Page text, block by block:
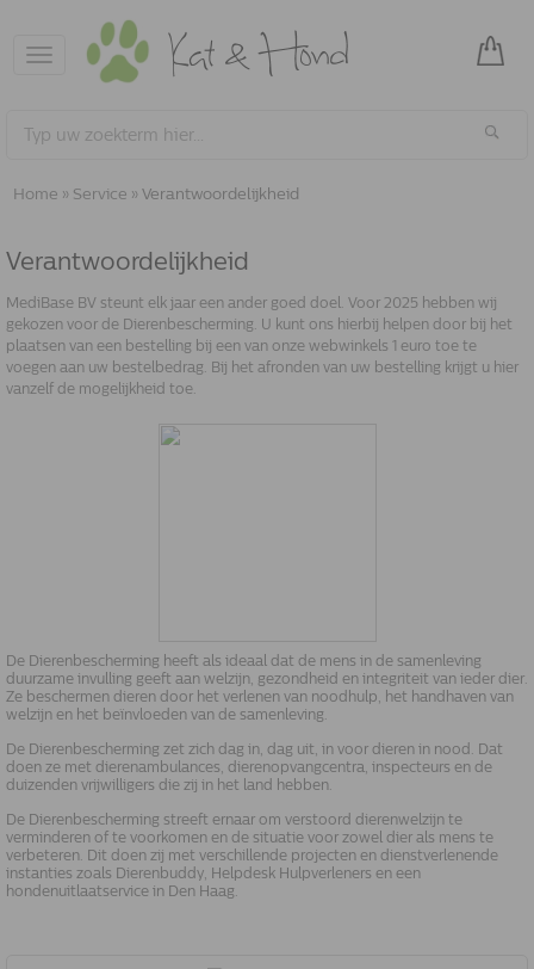
Toggle
navigation
Home » Service » Verantwoordelijkheid
Verantwoordelijkheid
MediBase BV steunt elk jaar een ander goed doel. Voor 2025 hebben wij
gekozen voor de Dierenbescherming. U kunt ons hierbij helpen door bij het
plaatsen van een bestelling bij een van onze webwinkels 1 euro toe te
voegen aan uw bestelbedrag. Bij het afronden van uw bestelling krijgt u hier
vanzelf de mogelijkheid toe.
De Dierenbescherming heeft als ideaal dat de mens in de samenleving
duurzame invulling geeft aan welzijn, gezondheid en integriteit van ieder dier.
Ze beschermen dieren door het verlenen van noodhulp, het handhaven van
welzijn en het beïnvloeden van de samenleving.
De Dierenbescherming zet zich dag in, dag uit, in voor dieren in nood. Dat
doen ze met dierenambulances, dierenopvangcentra, inspecteurs en de
duizenden vrijwilligers die zij in het land hebben.
De Dierenbescherming streeft ernaar om verstoord dierenwelzijn te
verminderen of te voorkomen en de situatie voor zowel dier als mens te
verbeteren. Dit doen zij met verschillende projecten en dienstverlenende
instanties zoals Dierenbuddy, Helpdesk Hulpverleners en een
hondenuitlaatservice in Den Haag.